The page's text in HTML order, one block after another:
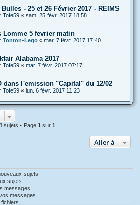
- 25 et 26 Février 2017 - REIMS
Tofe59 « sam. 25 févr. 2017 18:58
Lomme 5 fevrier matin
Tonton-Lego « mar. 7 févr. 2017 17:40
Alabama 2017
Tofe59 « mar. 7 févr. 2017 07:17
dans l'emission "Capital" du 12/02
Tofe59 « lun. 6 févr. 2017 11:23
sujets • Page 1 sur 1
Aller à
sujets
sujets
messages
messages